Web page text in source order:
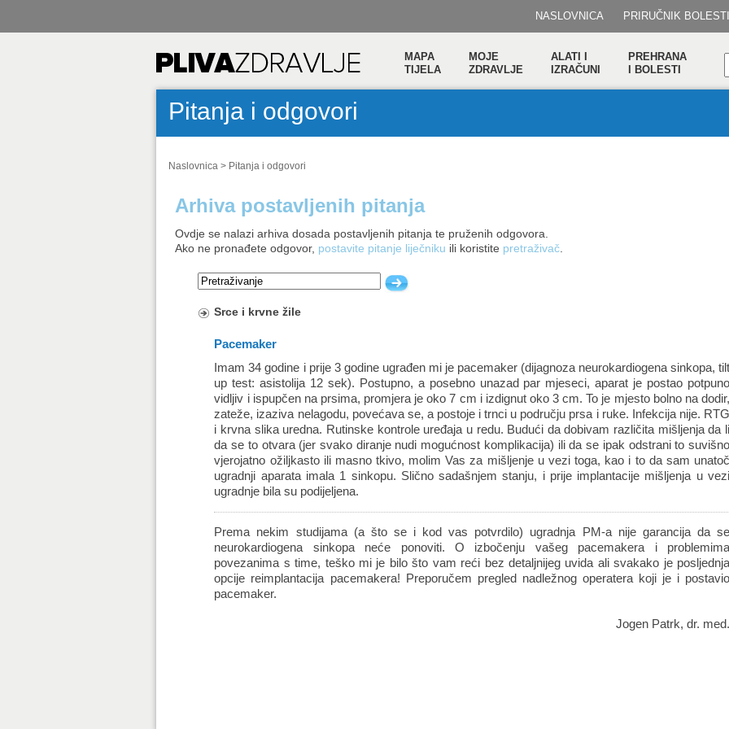
NASLOVNICA PRIRUČNIK BOLESTI
MAPA
TIJELA
MOJE
ZDRAVLJE
ALATI I
IZRAČUNI
PREHRANA
I BOLESTI
Pitanja i odgovori
Naslovnica > Pitanja i odgovori
Arhiva postavljenih pitanja
Ovdje se nalazi arhiva dosada postavljenih pitanja te pruženih odgovora.
Ako ne pronađete odgovor, postavite pitanje liječniku ili koristite pretraživač
Srce i krvne žile
Pacemaker
Imam 34 godine i prije 3 godine ugrađen mi je pacemaker (dijagnoza neurokardiogena sinkopa, tilt
up test: asistolija 12 sek). Postupno, a posebno unazad par mjeseci, aparat je postao potpuno
vidljiv i ispupčen na prsima, promjera je oko 7 cm i izdignut oko 3 cm. To je mjesto bolno na dodir,
zateže, izaziva nelagodu, povećava se, a postoje i trnci u području prsa i ruke. Infekcija nije. RTG
i krvna slika uredna. Rutinske kontrole uređaja u redu. Budući da dobivam različita mišljenja da li
da se to otvara (jer svako diranje nudi mogućnost komplikacija) ili da se ipak odstrani to suvišno
vjerojatno ožiljkasto ili masno tkivo, molim Vas za mišljenje u vezi toga, kao i to da sam unatoč
ugradnji aparata imala 1 sinkopu. Slično sadašnjem stanju, i prije implantacije mišljenja u vezi
ugradnje bila su podijeljena.
Prema nekim studijama (a što se i kod vas potvrdilo) ugradnja PM-a nije garancija da se
neurokardiogena sinkopa neće ponoviti. O izbočenju vašeg pacemakera i problemima
povezanima s time, teško mi je bilo što vam reći bez detaljnijeg uvida ali svakako je posljednja
opcije reimplantacija pacemakera! Preporučem pregled nadležnog operatera koji je i postavio
pacemaker.
Jogen Patrk, dr. med.